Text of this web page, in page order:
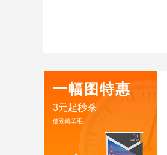
一幅图特惠
3元起秒杀
使劲薅羊毛